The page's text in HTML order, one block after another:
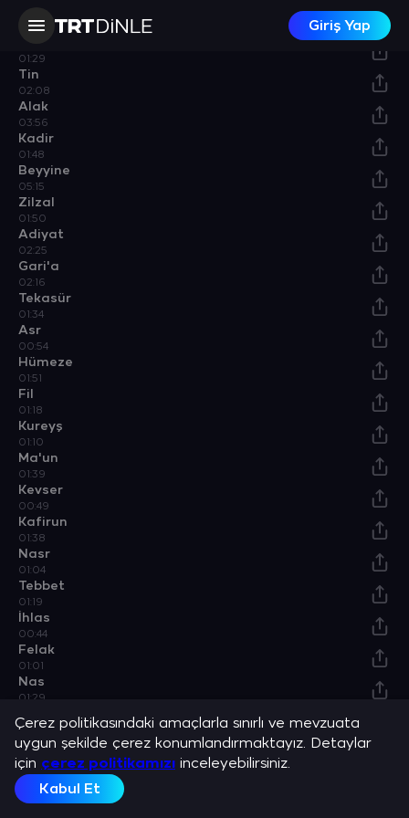
Giriş Yap
02:32
01:29
Tin
02:08
Alak
03:56
Kadir
01:48
Beyyine
05:15
Zilzal
01:50
Adiyat
02:25
Gari'a
02:16
Tekasür
01:34
Asr
00:54
Hümeze
01:51
Fil
01:18
Kureyş
01:10
Ma'un
01:39
Kevser
00:49
Kafirun
01:38
Nasr
01:04
Tebbet
01:19
İhlas
00:44
Felak
01:01
Nas
01:29
Ayetel Kürsi
06:48
Amenerrasulü
08:44
Kuı'an-ı Kerim'den Aşır
06:04
Çerez politikasındaki amaçlarla sınırlı ve mevzuata
uygun şekilde çerez konumlandırmaktayız. Detaylar
için çerez politikamızı inceleyebilirsiniz.
Kabul Et